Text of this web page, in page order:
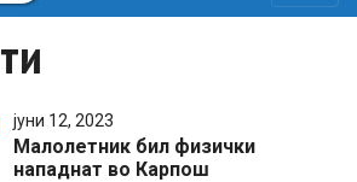
јуни 12, 2023
Малолетник бил физички
нападнат во Карпош